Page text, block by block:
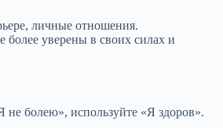
личные отношения.
уверены в своих силах и
болею», используйте «Я здоров».